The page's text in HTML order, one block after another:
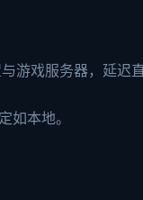
游戏服务器，延迟
如本地。